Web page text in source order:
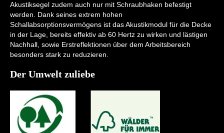
Akustiksegel zudem auch nur mit Schraubhaken befestigt
werden. Dank seines extrem hohen
Schallabsorptionsvermögens ist das Akustikmodul für die Decke
in der Lage, bereits effektiv ab 60 Hertz zu wirken und lästigen
Nachhall, sowie Erstreflektionen über dem Arbeitsbereich
besonders stark zu reduzieren.
Der Umwelt zuliebe